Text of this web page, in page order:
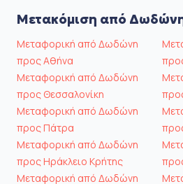
Μετακόμιση από
Μεταφορική από Δωδώνη
προς Αθήνα
Μεταφορική από Δωδώνη
προς Θεσσαλονίκη
Μεταφορική από Δωδώνη
προς Πάτρα
Μεταφορική από Δωδώνη
προς Ηράκλειο Κρήτης
Μεταφορική από Δωδώνη